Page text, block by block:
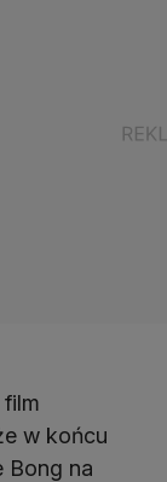
w końcu
Bong na